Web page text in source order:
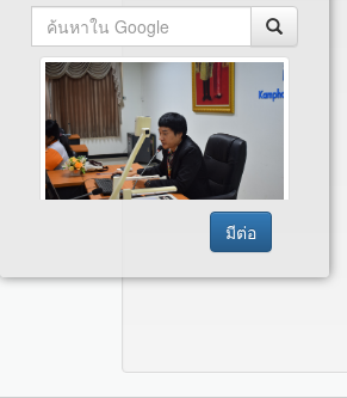
มีต่อ
Tags :